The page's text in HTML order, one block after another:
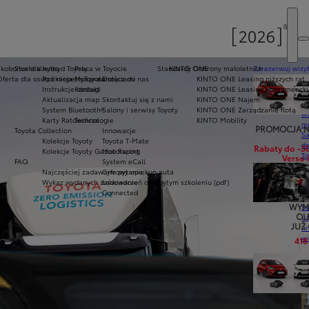
in
Strefa klienta
Aplikacja MyToyota
Instrukcje obsługi
Aktualizacja map
System Bluetooth®
Karty Ratownicze
Toyota Collection
Kolekcje Toyoty
Kolekcje Toyoty Gazoo Racing
FAQ
Najczęściej zadawane pytania
Wykaz wydanych zaświadczeń o odbytym szkoleniu (pdf)
Zarezerwuj
PROMOCJA
Rabaty do -
Verso
JUŻ
418
Praca w Toyocie
Dołącz do nas
Kontakt
Skontaktuj się z nami
Salony i serwisy Toyoty
Technologie
Innowacje
Toyota T-Mate
Motorsport
System eCall
Cyfrowy opiekun auta
Ładowanie
Connected
dla hybryd Toyoty
dla osób z niepełnosprawnościami
Standardy Ochrony małoletnich
KINTO ONE
KINTO ONE Leasing niższych rat
KINTO ONE Leasing konsumencki
KINTO ONE Najem
KINTO ONE Zarządzanie flotą
KINTO Mobility